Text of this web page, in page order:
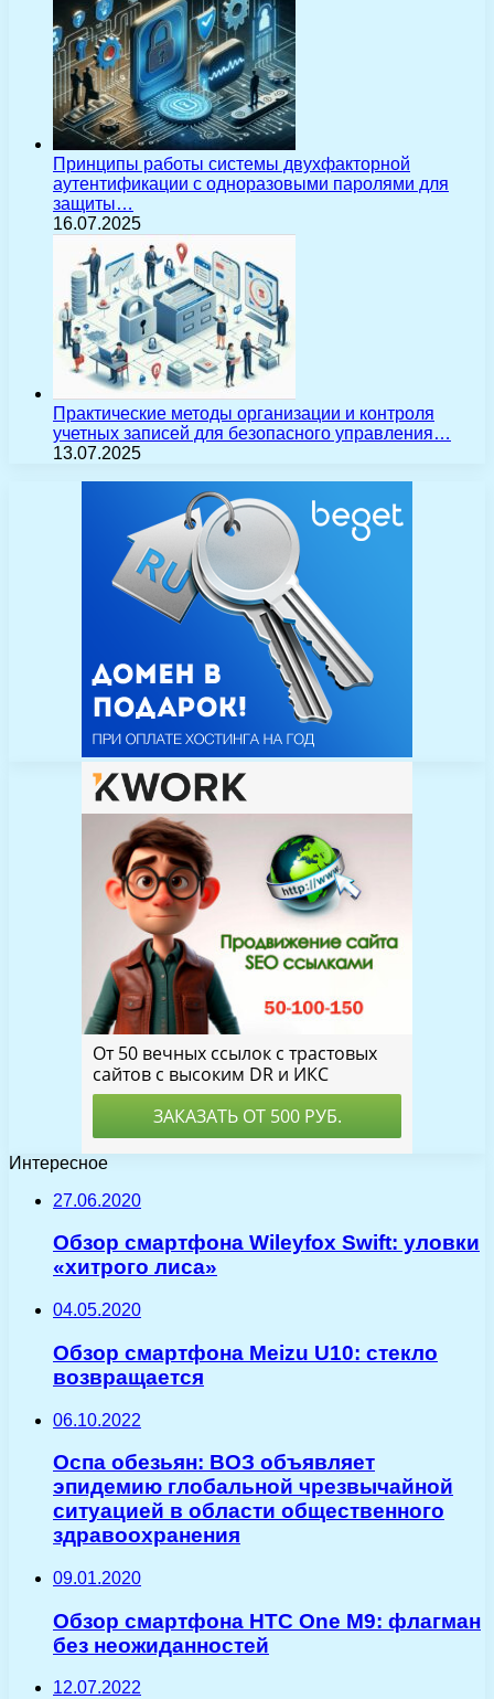
Принципы работы системы двухфакторной
аутентификации с одноразовыми паролями для
защиты…
16.07.2025
Практические методы организации и контроля
учетных записей для безопасного управления…
13.07.2025
Интересное
27.06.2020
Обзор смартфона Wileyfox Swift: уловки
«хитрого лиса»
04.05.2020
Обзор смартфона Meizu U10: стекло
возвращается
06.10.2022
Оспа обезьян: ВОЗ объявляет
эпидемию глобальной чрезвычайной
ситуацией в области общественного
здравоохранения
09.01.2020
Обзор смартфона HTC One M9: флагман
без неожиданностей
12.07.2022